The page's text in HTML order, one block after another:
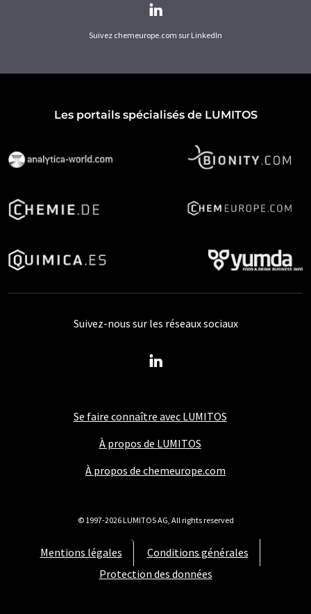
Suivez chemeurope.com sur LinkedIn
Les portails spécialisés de LUMITOS
Se faire connaître avec LUMITOS
À propos de LUMITOS
À propos de chemeurope.com
Mentions légales
Conditions générales
Protection des données
Suivez-nous sur les réseaux sociaux
© 1997-2026 LUMITOS AG, All rights reserved